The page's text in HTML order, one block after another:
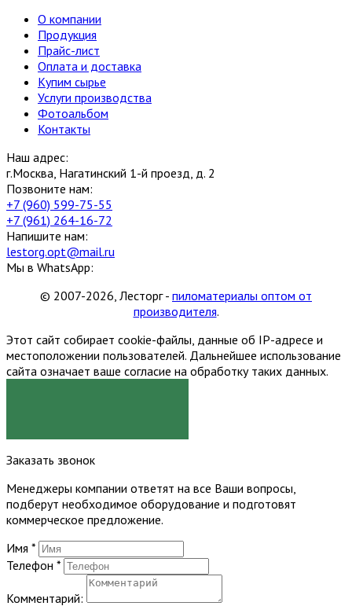
О компании
Продукция
Прайс-лист
Оплата и доставка
Купим сырье
Услуги производства
Фотоальбом
Контакты
Наш адрес:
г.Москва, Нагатинский 1-й проезд, д. 2
Позвоните нам:
+7 (960) 599-75-55
+7 (961) 264-16-72
Напишите нам:
lestorg.opt@mail.ru
Мы в WhatsApp:
© 2007-2026, Лесторг - пиломатериалы оптом от
производителя.
Этот сайт собирает cookie-файлы, данные об IP-адресе и
местоположении пользователей. Дальнейшее использование
сайта означает ваше согласие на обработку таких данных.
Заказать звонок
Менеджеры компании ответят на все Ваши вопросы,
подберут необходимое оборудование и подготовят
коммерческое предложение.
Имя *
Телефон *
Комментарий: